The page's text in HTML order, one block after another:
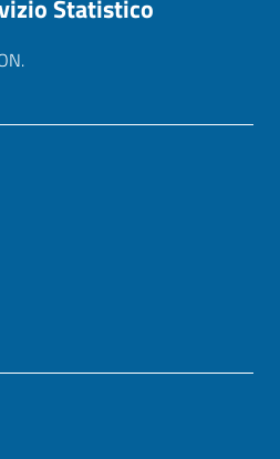
Statistico